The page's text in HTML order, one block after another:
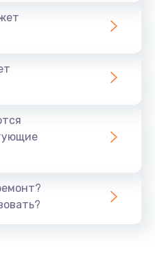
телефона
(батареи) телефона